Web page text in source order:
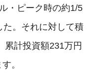
・ピーク時の約1/5
た。それに対して積
累計投資額231万円
。